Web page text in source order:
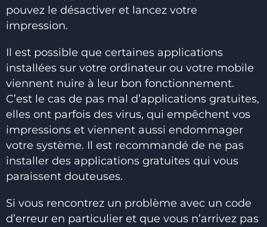
pouvez le désactiver et lancez votre
impression.
Il est possible que certaines applications
installées sur votre ordinateur ou votre mobile
viennent nuire à leur bon fonctionnement.
C’est le cas de pas mal d’applications gratuites,
elles ont parfois des virus, qui empêchent vos
impressions et viennent aussi endommager
votre système. Il est recommandé de ne pas
installer des applications gratuites qui vous
paraissent douteuses.
Si vous rencontrez un problème avec un code
d’erreur en particulier et que vous n’arrivez pas